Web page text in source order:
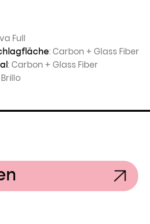
Full
: Carbon + Glass Fiber
: Carbon + Glass Fiber
Brillo